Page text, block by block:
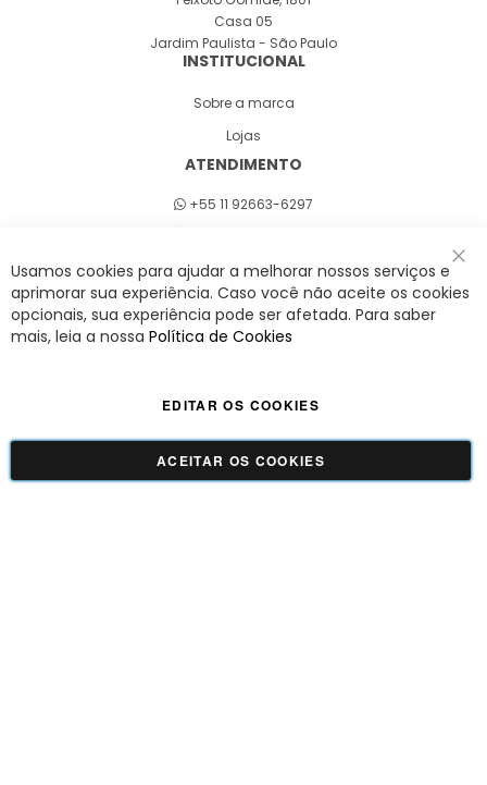
Casa 05
Jardim Paulista - São Paulo
INSTITUCIONAL
Sobre a marca
Lojas
ATENDIMENTO
+55 11 92663-6297
A Savy é uma lifestyle brand. Uma marca que promove fluidez para viver
o agora com leveza, cor e estilo.
GUADALUPE COMERCIO LTDA - 42.509.755/0001-66 | Tecnologia e Design:
Usamos cookies para ajudar a melhorar nossos serviços e
aprimorar sua experiência. Caso você não aceite os cookies
opcionais, sua experiência pode ser afetada. Para saber
mais, leia a nossa Política de Cookies
ACEITAR OS COOKIES
EDITAR OS COOKIES